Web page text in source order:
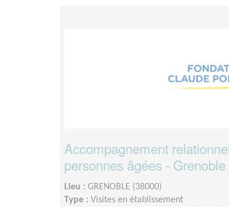
Accompagnement
personnes âgées - Grenoble
Lieu : GRENOBLE (38000)
Type : Visites en établissement